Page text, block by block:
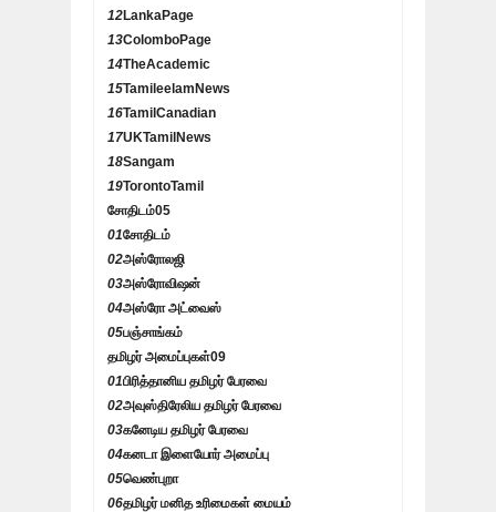
12LankaPage
13ColomboPage
14TheAcademic
15TamileelamNews
16TamilCanadian
17UKTamilNews
18Sangam
19TorontoTamil
சோதிடம்05
01சோதிடம்
02அஸ்ரோலஜி
03அஸ்ரோவிஷன்
04அஸ்ரோ அட்வைஸ்
05பஞ்சாங்கம்
தமிழர் அமைப்புகள்09
01பிரித்தானிய தமிழர் பேரவை
02அவுஸ்திரேலிய தமிழர் பேரவை
03கனேடிய தமிழர் பேரவை
04கனடா இளையோர் அமைப்பு
05வெண்புறா
06தமிழர் மனித உரிமைகள் மையம்